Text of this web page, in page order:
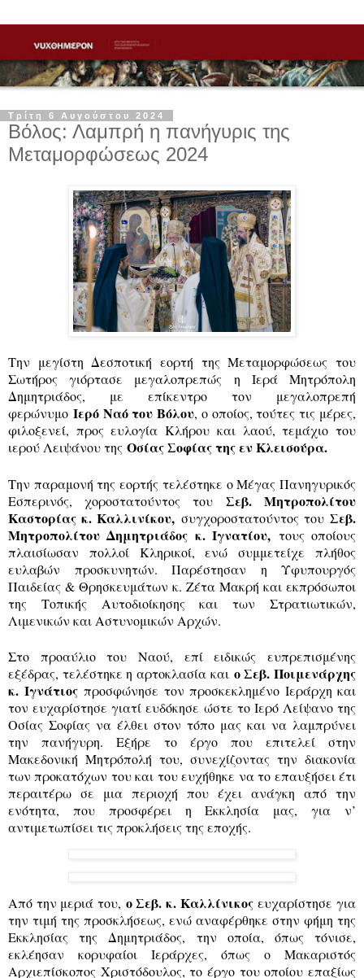
Τρίτη 6 Αυγούστου 2024
Βόλος: Λαμπρή η πανήγυρις της
Μεταμορφώσεως 2024
Την μεγίστη Δεσποτική εορτή της Μεταμορφώσεως του
Σωτήρος γιόρτασε μεγαλοπρεπώς η Ιερά Μητρόπολη
Δημητριάδος, με επίκεντρο τον μεγαλοπρεπή
φερώνυμο Ιερό Ναό του Βόλου, ο οποίος, τούτες τις μέρες,
φιλοξενεί, προς ευλογία Κλήρου και λαού, τεμάχιο του
ιερού Λειψάνου της Οσίας Σοφίας της εν Κλεισούρα.
Την παραμονή της εορτής τελέστηκε ο Μέγας Πανηγυρικός
Εσπερινός, χοροστατούντος του Σεβ. Μητροπολίτου
Καστορίας κ. Καλλινίκου, συγχοροστατούντος τουΣεβ.
Μητροπολίτου Δημητριάδος κ. Ιγνατίου, τους οποίους
πλαισίωσαν πολλοί Κληρικοί, ενώ συμμετείχε πλήθος
ευλαβών προσκυνητών. Παρέστησαν η Υφυπουργός
Παιδείας & Θρησκευμάτων κ. Ζέτα Μακρή και εκπρόσωποι
της Τοπικής Αυτοδιοίκησης και των Στρατιωτικών,
Λιμενικών και Αστυνομικών Αρχών.
Στο προαύλιο του Ναού, επί ειδικώς ευπρεπισμένης
εξέδρας, τελέστηκε η αρτοκλασία και ο Σεβ. Ποιμενάρχης
κ. Ιγνάτιοςπροσφώνησε τον προσκεκλημένο Ιεράρχη και
τον ευχαρίστησε γιατί ευδόκησε ώστε το Ιερό Λείψανο της
Οσίας Σοφίας να έλθει στον τόπο μας και να λαμπρύνει
την πανήγυρη. Εξήρε το έργο που επιτελεί στην
Μακεδονική Μητρόπολή του, συνεχίζοντας την διακονία
των προκατόχων του και του ευχήθηκε να το επαυξήσει έτι
περαιτέρω σε μια περιοχή που έχει ανάγκη από την
ενότητα, που προσφέρει η Εκκλησία μας, για ν’
αντιμετωπίσει τις προκλήσεις της εποχής.
Από την μεριά του, ο Σεβ. κ. Καλλίνικοςευχαρίστησε για
την τιμή της προσκλήσεως, ενώ αναφέρθηκε στην φήμη της
Εκκλησίας της Δημητριάδος, την οποία, όπως τόνισε,
εκλέησαν κορυφαίοι Ιεράρχες, όπως ο Μακαριστός
Αρχιεπίσκοπος Χριστόδουλος, το έργο του οποίου επαξίως